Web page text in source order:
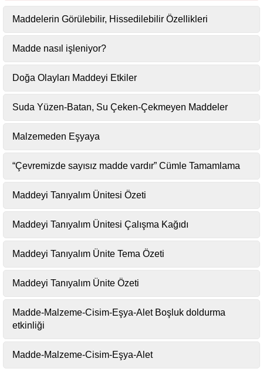
Maddelerin Görülebilir, Hissedilebilir Özellikleri
Madde nasıl işleniyor?
Doğa Olayları Maddeyi Etkiler
Suda Yüzen-Batan, Su Çeken-Çekmeyen Maddeler
Malzemeden Eşyaya
“Çevremizde sayısız madde vardır” Cümle Tamamlama
Maddeyi Tanıyalım Ünitesi Özeti
Maddeyi Tanıyalım Ünitesi Çalışma Kağıdı
Maddeyi Tanıyalım Ünite Tema Özeti
Maddeyi Tanıyalım Ünite Özeti
Madde-Malzeme-Cisim-Eşya-Alet Boşluk doldurma
etkinliği
Madde-Malzeme-Cisim-Eşya-Alet